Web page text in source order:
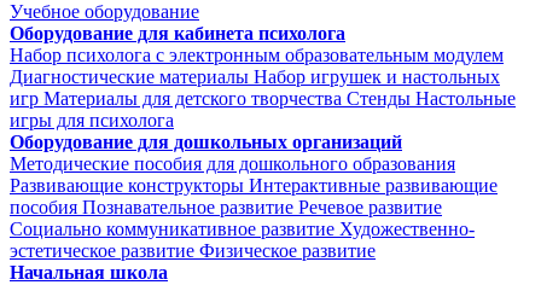
Учебное оборудование
Оборудование для кабинета психолога
Набор психолога с электронным образовательным модулем
Диагностические материалы Набор игрушек и настольных
игр Материалы для детского творчества Стенды Настольные
игры для психолога
Оборудование для дошкольных организаций
Методические пособия для дошкольного образования
Развивающие конструкторы Интерактивные развивающие
пособия Познавательное развитие Речевое развитие
Социально коммуникативное развитие Художественно-
эстетическое развитие Физическое развитие
Начальная школа